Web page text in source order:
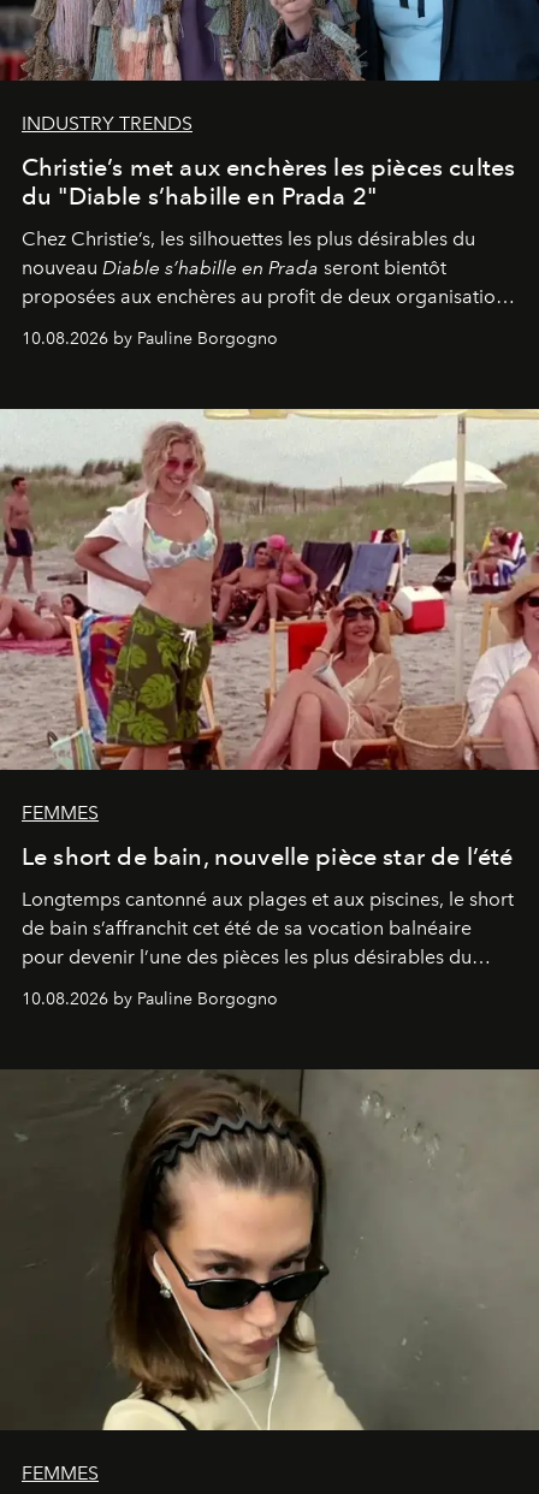
INDUSTRY TRENDS
Christie’s met aux enchères les pièces cultes
du "Diable s’habille en Prada 2"
Chez Christie’s, les silhouettes les plus désirables du
nouveau Diable s’habille en Prada seront bientôt
proposées aux enchères au profit de deux organisations
10.08.2026 by Pauline Borgogno
FEMMES
Le short de bain, nouvelle pièce star de l’été
Longtemps cantonné aux plages et aux piscines, le short
de bain s’affranchit cet été de sa vocation balnéaire
pour devenir l’une des pièces les plus désirables du
10.08.2026 by Pauline Borgogno
FEMMES